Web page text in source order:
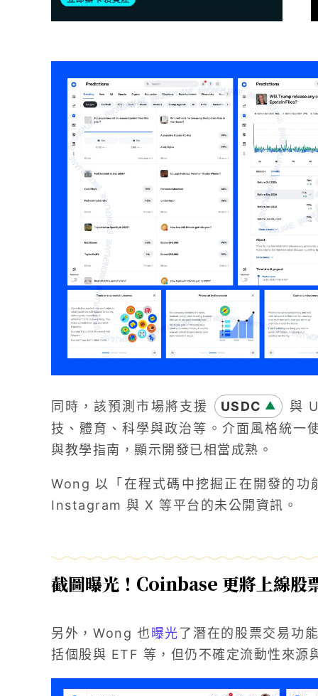
同時，該預測市場將支援 USDC ▲
與
技、體育、科學與政治等。介面風格統
與教學指南，顯示開發已相當成熟。
Wong 以「在程式碼中挖掘正在開發的
Instagram 與 X 等平台的未公開資訊。
截圖曝光！Coinbase 更將上線股
另外，Wong 也曝光了潛在的股票交易功
括個股與 ETF 等，但仍不確定流動性來源